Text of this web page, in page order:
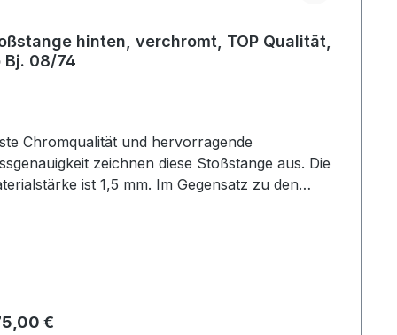
hinten, verchromt, TOP Qualität,
Bj. 08/74
Chromqualität und hervorragende
zeichnen diese Stoßstange aus. Die
ist 1,5 mm. Im Gegensatz zu den
Preis:
€